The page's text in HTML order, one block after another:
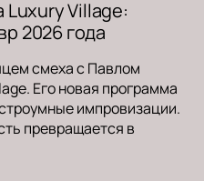
Luxury Village:
2026 года
смеха с Павлом
Его новая программа
импровизации.
превращается в